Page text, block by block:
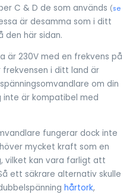
C & D de som används (se
är desamma som i ditt
den här sidan.
är 230V med en frekvens på
frekvensen i ditt land är
om din
är kompatibel med
fungerar dock inte
mycket kraft som en
vilket kan vara farligt att
ett säkrare alternativ skulle
hårtork,